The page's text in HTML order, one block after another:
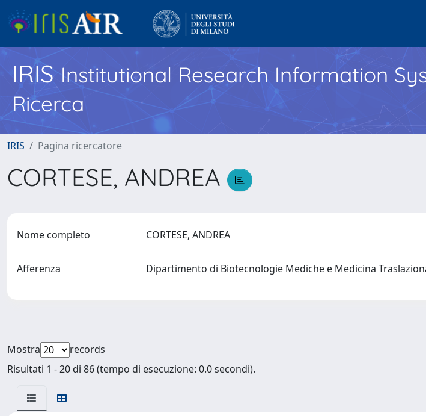
IRISInstitutional Research Information
Ricerca
IRIS Pagina ricercatore
CORTESE, ANDREA
Nome completo CORTESE, ANDREA
Afferenza Dipartimento di Biotecnologie Mediche e Medicina
Mostra
records
Risultati 1 - 20 di 86 (tempo di esecuzione: 0.0 secondi).